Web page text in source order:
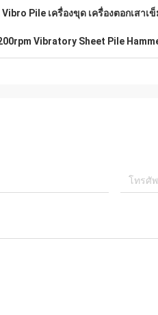
Pile เครื่องขุด เครื่องตอกเสา
Vibratory Sheet Pile